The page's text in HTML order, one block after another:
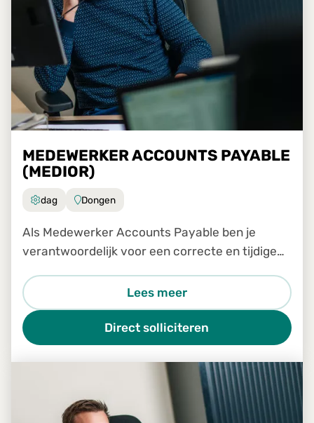
MEDEWERKER ACCOUNTS PAYABLE
(MEDIOR)
dag Dongen
Als Medewerker Accounts Payable ben je
verantwoordelijk voor een correcte en tijdige
Shared Service Center. Je werkt nauw samen
met collega's van verschill
Lees meer
Direct solliciteren